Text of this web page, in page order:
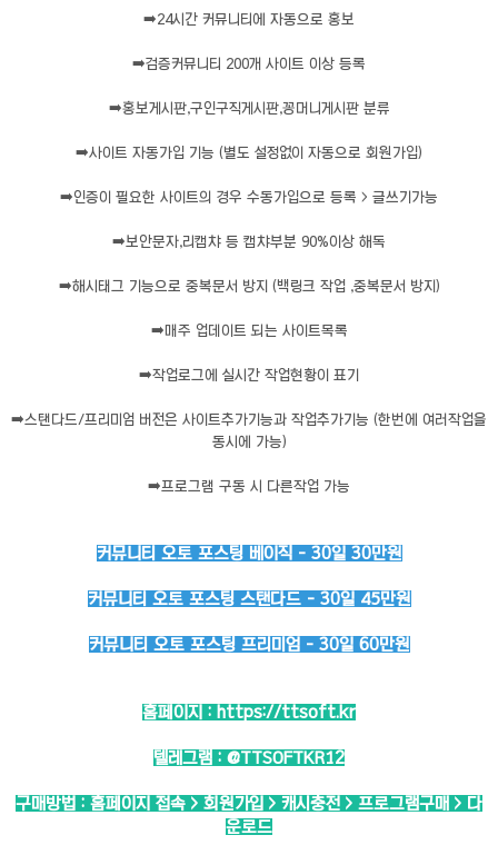
➡️24시간 커뮤니티에 자동으로 홍보
➡️검증커뮤니티 200개 사이트 이상 등록
➡️홍보게시판,구인구직게시판,꽁머니게시판 분류
➡️사이트 자동가입 기능 (별도 설정없이 자동으로 회원가입)
➡️인증이 필요한 사이트의 경우 수동가입으로 등록 > 글쓰기가능
➡️보안문자,리캡챠 등 캡챠부분 90%이상 해독
➡️해시태그 기능으로 중복문서 방지 (백링크 작업 ,중복문서 방지)
➡️ 매주 업데이트 되는 사이트목록
➡️작업로그에 실시간 작업현황이 표기
➡️스탠다드/프리미엄 버전은 사이트추가기능과 작업추가기능 (한번에 여러작업을
동시에 가능)
➡️프로그램 구동 시 다른작업 가능
커뮤니티 오토 포스팅 베이직 - 30일 30만원
커뮤니티 오토 포스팅 스탠다드 - 30일 45만원
커뮤니티 오토 포스팅 프리미엄 - 30일 60만원
홈페이지 : https://ttsoft.kr
텔레그램 : @TTSOFTKR12
구매방법 : 홈페이지 접속 > 회원가입 > 캐시충전 > 프로그램구매 > 다
운로드